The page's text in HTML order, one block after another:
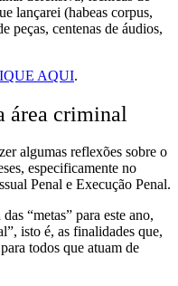
lançarei (habeas corpus,
peças, centenas de áudios,
AQUI.
área criminal
algumas reflexões sobre o
especificamente no
Penal e Execução Penal.
“metas” para este ano,
isto é, as finalidades que,
todos que atuam de